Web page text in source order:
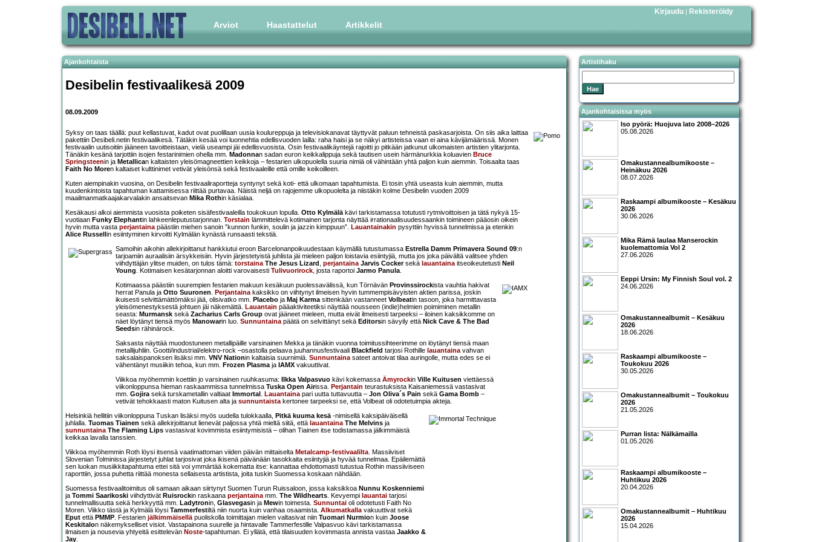
Arviot Haastattelut Artikkelit
Kirjaudu | Rekisteröidy
Ajankohtaista
Desibelin festivaalikesä 2009
08.09.2009
Syksy on taas täällä: puut kellastuvat, kadut ovat puolillaan uusia koulureppuja ja televisiokanavat täyttyvät paluun tehneistä paskasarjoista. On siis aika laittaa
pakettiin Desibeli.netin festivaalikesä. Tätäkin kesää voi luonnehtia edellisvuoden lailla: raha haisi ja se näkyi artisteissa vaan ei aina kävijämäärissä. Monen
festivaalin uutisoitiin jääneen tavoitteistaan, vielä useampi jäi edellisvuosista. Osin festivaalikäyntejä rajoitti jo pitkään jatkunut ulkomaisten artistien ylitarjonta.
Tänäkin kesänä tarjottiin isojen festarinimien ohella mm. Madonnan sadan euron keikkalippuja sekä tautisen usein härmänurkkia koluavien Bruce
Springsteenin ja Metallican kaltaisten yleisömagneettien keikkoja – festarien ulkopuolella suuria nimiä oli vähintään yhtä paljon kuin aiemmin. Toisaalta taas
Faith No Moren kaltaiset kulttinimet vetivät yleisönsä sekä festivaaleille että omille keikoilleen.
Kuten aiempinakin vuosina, on Desibelin festivaaliraportteja syntynyt sekä koti- että ulkomaan tapahtumista. Ei tosin yhtä useasta kuin aiemmin, mutta
kuudenkintoista tapahtuman kattamisessa riittää purtavaa. Näistä neljä on rajojemme ulkopuolelta ja niistäkin kolme Desibelin vuoden 2009
maailmanmatkaajakarvalakin ansaitsevan Mika Rothin käsialaa.
Kesäkausi alkoi aiemmista vuosista poiketen sisäfestivaaleilla toukokuun lopulla. Otto Kylmäläkävi tarkistamassa totutusti rytmivoittoisen ja tätä nykyä 15-
vuotiaan Funky Elephantin lahkeenleputustarjonnan. Torstain lämmittelevä kotimainen tarjonta näyttää irrationaalisuudessaankin toimineen pääosin oikein
hyvin mutta vasta perjantainapäästiin miehen sanoin ”kunnon funkin, soulin ja jazzin kimppuun”. Lauantainakin pysyttiin hyvissä tunnelmissa ja etenkin
Alice Russell in esiintyminen kirvoitti Kylmälän kynästä runsaasti tekstiä.
Samoihin aikohin allekirjoittanut hankkiutui eroon Barcelonanpoikuudestaan käymällä tutustumassa Estrella Damm Primavera Sound 09:n
tarjoamiin auraalisiin ärsykkeisiin. Hyvin järjestetyistä juhlista jäi mieleen paljon loistavia esiintyjiä, mutta jos joka päivältä valitsee yhden
viihdyttäjän ylitse muiden, on tulos tämä: torstaina The Jesus Lizard , perjantaina Jarvis Cockersekä lauantainaitseoikeutetusti Neil
Young. Kotimaisen kesätarjonnan aloitti varovaisesti Tulivuorirock, josta raportoi Jarmo Panula.
Kotimaassa päästiin suurempien festarien makuun kesäkuun puolessavälissä, kun Törnävän Provinssirockista vauhtia hakivat
herrat Panula ja Otto Suuronen. Perjantainakaksikko on viihtynyt ilmeisen hyvin tummempisävyisten aktien parissa, joskin
ikuisesti selvittämättömäksi jää, olisivatko mm. Placebo ja Maj Karmasittenkään vastanneet Volbeatin tasoon, joka harmittavasta
yleisömenestyksestä johtuen jäi näkemättä. Lauantain pääaktiviteetiksi näyttää nousseen (indie)helmien poimiminen metallin
seasta: Murmansk sekä Zacharius Carls Group ovat jääneet mieleen, mutta eivät ilmeisesti tarpeeksi – iloinen kaksikkomme on
näet löytänyt tiensä myös Manowarin luo. Sunnuntainapäätä on selvittänyt sekä Editorsin sävyily että Nick Cave & The Bad
Seedsin rähinärock.
Saksasta näyttää muodostuneen metallipäille varsinainen Mekka ja tänäkin vuonna toimitussihteerimme on löytänyt tiensä maan
metallijuhliin. Gootti/industrial/elektro-rock –osastolla pelaava juuhannusfestivaali Blackfield tarjosi Rothille lauantainavahvan
saksalaispanoksen lisäksi mm. VNV Nationin kaltaisia suurnimiä. Sunnuntainasateet antoivat tilaa auringolle, mutta edes se ei
vähentänyt musiikin tehoa, kun mm. Frozen Plasmaja IAMX vakuuttivat.
Viikkoa myöhemmin koettiin jo varsinainen ruuhkasuma:
Ilkka Valpasvuo kävi kokemassa Ämyrockin Ville Kuitusen viettäessä
viikonloppunsa hieman raskaammissa tunnelmissa Tuska Open Airissa. Perjantain teurastuksista Kaisaniemessä vastasivat
mm. Gojirasekä turskametallin valtiaat Immortal . Lauantainapari uutta tuttavuutta – Jon Oliva´s Pain sekä Gama Bomb –
vetivät tehokkaasti maton Kuitusen alta ja sunnuntaistakertonee tarpeeksi se, että Volbeat oli odotetuimpia akteja.
Helsinkiä hellitiin viikonloppuna Tuskan lisäksi myös uudella tulokkaalla, Pitkä kuuma kesä-nimisellä kaksipäiväisellä
juhlalla. Tuomas Tiainen sekä allekirjoittanut lienevät paljossa yhtä mieltä siitä, että lauantaina The Melvins ja
sunnuntaina The Flaming Lips vastasivat kovimmista esiintymisistä – olihan Tiainen itse todistamassa jälkimmäistä
keikkaa lavalla tanssien.
Viikkoa myöhemmin Roth löysi itsensä vaatimattoman viiden päivän mittaiselta Metalcamp-festivaalilta. Massiiviset
Slovenian Tolminissa järjestetyt juhlat tarjosivat joka ikisenä päivänään tasokkaita esiintyjiä ja hyvää tunnelmaa. Epäilemättä
sen luokan musiikkitapahtuma ettei sitä voi ymmärtää kokematta itse: kannattaa ehdottomasti tutustua Rothin massiiviseen
raporttiin, jossa puhetta riittää monesta sellaisesta artistista, joita tuskin Suomessa koskaan nähdään.
Suomessa festivaalitoimitus oli samaan aikaan siirtynyt Suomen Turun Ruissaloon, jossa kaksikkoa Nunnu Koskenniemi
ja Tommi Saarikoski viihdyttivät Ruisrockin raskaana perjantainamm. The Wildhearts. Kevyempi lauantai tarjosi
tunnelmallisuutta sekä herkkyyttä mm. Ladytronin, Glasvegasin ja Mewin toimesta. Sunnuntai oli odotetusti Faith No
Moren. Viikko tästä ja Kylmälä löysi Tammerfestiltä niin nuorta kuin vanhaa osaamista. Alkumatkallavakuuttivat sekä
Eput että PMMP. Festarien jälkimmäiselläpuoliskolla toimittajan mielen valtasivat niin Tuomari Nurmion kuin Joose
Keskitalon näkemykselliset visiot. Vastapainona suurelle ja hintavalle Tammerfestille Valpasvuo kävi tarkistamassa
ilmaisen ja nousevia yhtyeitä esittelevän Noste-tapahtuman. Ei yllätä, että tilaisuuden kovimmasta annista vastaa Jaakko &
Jay.
Artistihaku
Ajankohtaisissa myös
Iso pyörä: Huojuva lato 2008–2026
05.08.2026
Omakustannealbumikooste –
Heinäkuu 2026
08.07.2026
Raskaampi albumikooste – Kesäkuu
2026
30.06.2026
Mika Rämä laulaa Manserockin
kuolemattomia Vol 2
27.06.2026
Eeppi Ursin: My Finnish Soul vol. 2
24.06.2026
Omakustannealbumit – Kesäkuu
2026
18.06.2026
Raskaampi albumikooste –
Toukokuu 2026
30.05.2026
Omakustannealbumit – Toukokuu
2026
21.05.2026
Purran lista: Nälkämailla
01.05.2026
Raskaampi albumikooste –
Huhtikuu 2026
20.04.2026
Omakustannealbumit – Huhtikuu
2026
15.04.2026